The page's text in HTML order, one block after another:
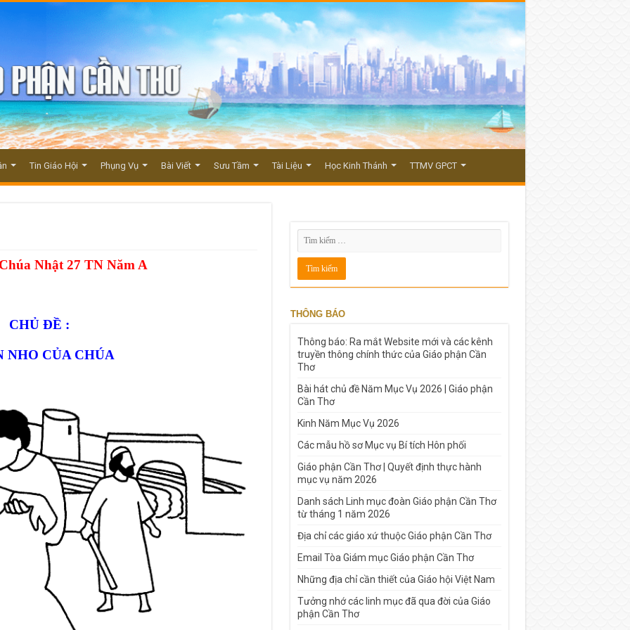
Tin Giáo Hội Phụng Vụ Bài Viết Sưu Tầm Tài Liệu Học Kinh Thánh TTMV GPCT
Nhật 27 TN Năm A
CHỦ ĐỀ :
NHO CỦA CHÚA
THÔNG BÁO
Thông báo: Ra mắt Website mới và các kênh
truyền thông chính thức của Giáo phận Cần
Thơ
Bài hát chủ đề Năm Mục Vụ 2026 | Giáo phận
Cần Thơ
Kinh Năm Mục Vụ 2026
Các mẫu hồ sơ Mục vụ Bí tích Hôn phối
Giáo phận Cần Thơ | Quyết định thực hành
mục vụ năm 2026
Danh sách Linh mục đoàn Giáo phận Cần Thơ
từ tháng 1 năm 2026
Địa chỉ các giáo xứ thuộc Giáo phận Cần Thơ
Email Tòa Giám mục Giáo phận Cần Thơ
Những địa chỉ cần thiết của Giáo hội Việt Nam
Tưởng nhớ các linh mục đã qua đời của Giáo
phận Cần Thơ